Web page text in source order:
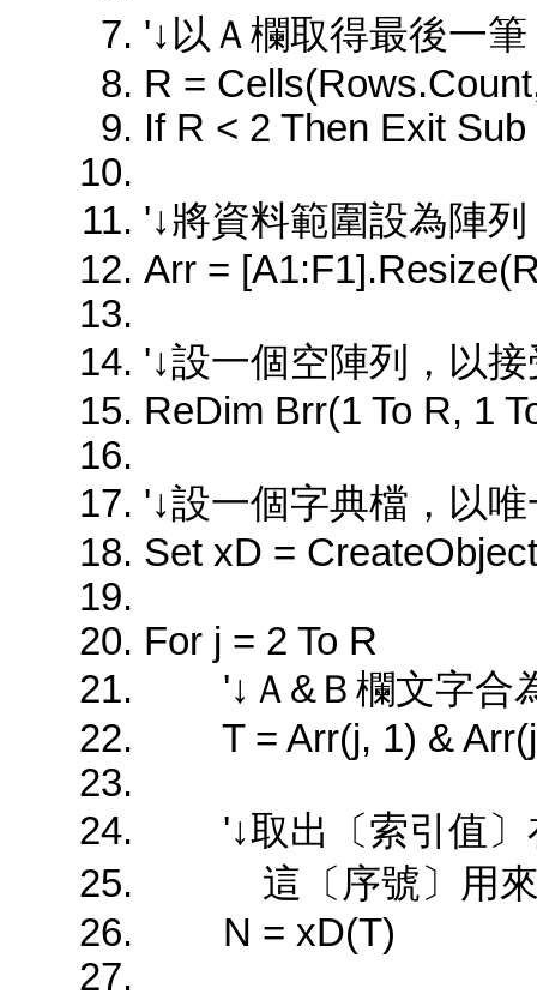
'↓以Ａ欄取得最後一
R =
If R < 2 Then Exit Sub
'↓將資料範圍設為陣
Arr =
'↓設一個空陣列，以
ReDim Brr(1 To R, 1
'↓設一個字典檔，以
Set xD =
For j = 2 To R
'↓Ａ&Ｂ欄文字合
T = Arr(j, 1) &
'↓取出〔索引值〕
這〔序號〕用來
N = xD(T)